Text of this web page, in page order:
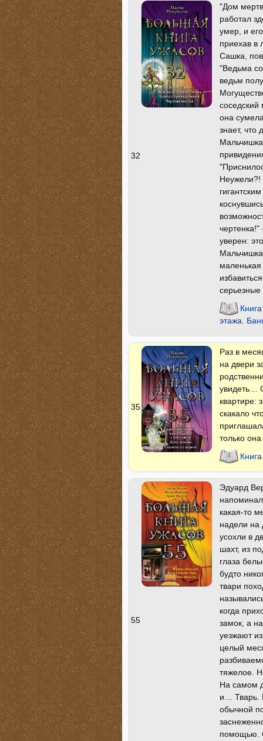
32
"Дом
работал
умер, и
приехав в
Сашка,
"Ведьма
ведьм
она
знает, что
Неужели?!
чертенка!"
уверен:
маленькая
серьезные
этажа.
35
Раз в
на двери
увидеть…
квартире:
скакало
только
55
Эдуард
какая-то
надели на
усохли в
шахт, из
глаза
будто
твари
когда
замок, а
уезжают
целый
тяжелое.
На самом
и… Тварь.
обычной
помощью.